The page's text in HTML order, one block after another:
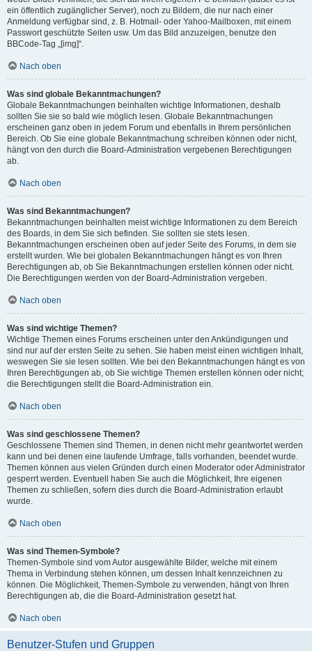
ein öffentlich zugänglicher Server), noch zu Bildern, die nur nach einer
Anmeldung verfügbar sind, z. B. Hotmail- oder Yahoo-Mailboxen, mit einem
Passwort geschützte Seiten usw. Um das Bild anzuzeigen, benutze den
BBCode-Tag „[img]“.
Nach oben
Was sind globale Bekanntmachungen?
Globale Bekanntmachungen beinhalten wichtige Informationen, deshalb
sollten Sie sie so bald wie möglich lesen. Globale Bekanntmachungen
erscheinen ganz oben in jedem Forum und ebenfalls in Ihrem persönlichen
Bereich. Ob Sie eine globale Bekanntmachung schreiben können oder nicht,
hängt von den durch die Board-Administration vergebenen Berechtigungen
ab.
Nach oben
Was sind Bekanntmachungen?
Bekanntmachungen beinhalten meist wichtige Informationen zu dem Bereich
des Boards, in dem Sie sich befinden. Sie sollten sie stets lesen.
Bekanntmachungen erscheinen oben auf jeder Seite des Forums, in dem sie
erstellt wurden. Wie bei globalen Bekanntmachungen hängt es von Ihren
Berechtigungen ab, ob Sie Bekanntmachungen erstellen können oder nicht.
Die Berechtigungen werden von der Board-Administration vergeben.
Nach oben
Was sind wichtige Themen?
Wichtige Themen eines Forums erscheinen unter den Ankündigungen und
sind nur auf der ersten Seite zu sehen. Sie haben meist einen wichtigen Inhalt,
weswegen Sie sie lesen sollten. Wie bei den Bekanntmachungen hängt es von
Ihren Berechtigungen ab, ob Sie wichtige Themen erstellen können oder nicht;
die Berechtigungen stellt die Board-Administration ein.
Nach oben
Was sind geschlossene Themen?
Geschlossene Themen sind Themen, in denen nicht mehr geantwortet werden
kann und bei denen eine laufende Umfrage, falls vorhanden, beendet wurde.
Themen können aus vielen Gründen durch einen Moderator oder Administrator
gesperrt werden. Eventuell haben Sie auch die Möglichkeit, Ihre eigenen
Themen zu schließen, sofern dies durch die Board-Administration erlaubt
wurde.
Nach oben
Was sind Themen-Symbole?
Themen-Symbole sind vom Autor ausgewählte Bilder, welche mit einem
Thema in Verbindung stehen können, um dessen Inhalt kennzeichnen zu
können. Die Möglichkeit, Themen-Symbole zu verwenden, hängt von Ihren
Berechtigungen ab, die die Board-Administration gesetzt hat.
Nach oben
Benutzer-Stufen und Gruppen